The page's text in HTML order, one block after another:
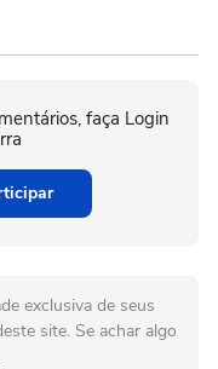
faça Login
exclusiva de seus
site. Se achar algo